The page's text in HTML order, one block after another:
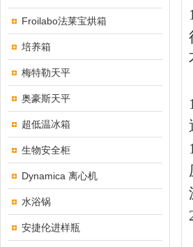
Froilabo法莱宝烘箱
培养箱
梅特勒天平
奥豪斯天平
超低温冰箱
生物安全柜
Dynamica 离心机
水浴锅
安捷伦进样瓶